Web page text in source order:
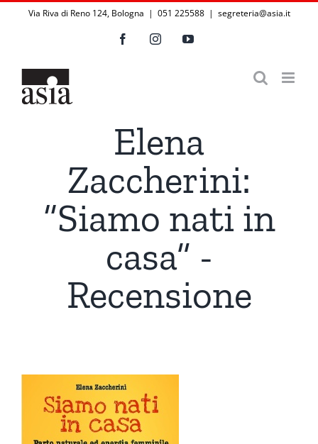
Via Riva di Reno 124, Bologna | 051 225588 | segreteria@asia.it
FacebookInstagramYouTube
Elena
Zaccherini:
“Siamo nati in
casa” -
Recensione